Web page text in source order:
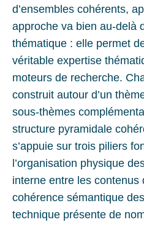
d’ensembles cohérents,
approche va bien au-delà
thématique : elle permet
véritable expertise
moteurs de recherche.
construit autour d’un
sous-thèmes
structure pyramidale
s’appuie sur trois piliers
l’organisation physique
interne entre les contenus
cohérence sémantique
technique présente de